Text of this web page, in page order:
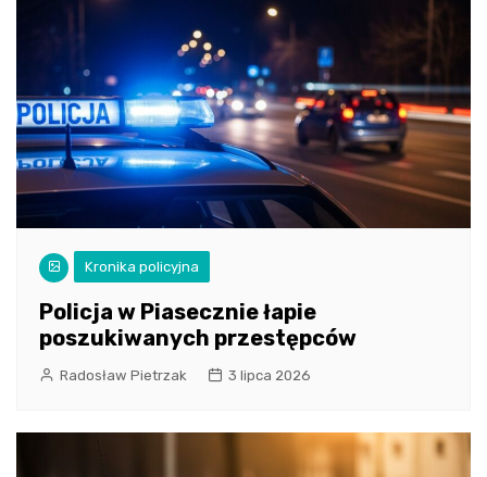
Kronika policyjna
Policja w Piasecznie łapie
poszukiwanych przestępców
Radosław Pietrzak 3 lipca 2026